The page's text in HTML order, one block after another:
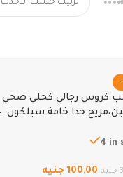
كروس رجالي كحلي صحي
4 in
جنيه 100,00 جنيه